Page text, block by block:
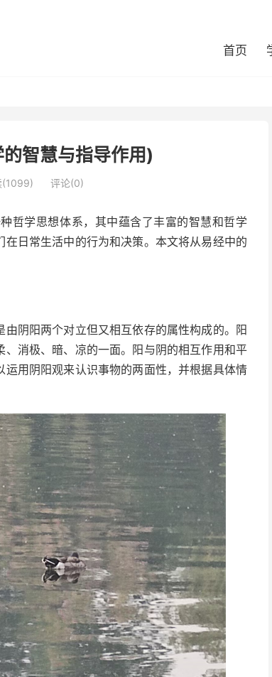
首页
智慧与指导作用)
(1099) 评论(0)
哲学思想体系，其中蕴含了丰富的智慧和哲学
日常生活中的行为和决策。本文将从易经中的
阴阳两个对立但又相互依存的属性构成的。阳
消极、暗、凉的一面。阳与阴的相互作用和平
用阴阳观来认识事物的两面性，并根据具体情